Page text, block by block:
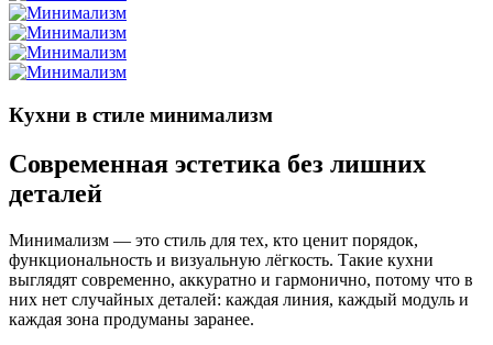
Кухни в стиле минимализм
Современная эстетика без лишних
деталей
Минимализм — это стиль для тех, кто ценит порядок,
функциональность и визуальную лёгкость. Такие кухни
выглядят современно, аккуратно и гармонично, потому что в
них нет случайных деталей: каждая линия, каждый модуль и
каждая зона продуманы заранее.